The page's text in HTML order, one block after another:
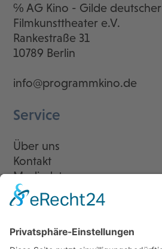
℅ AG Kino - Gilde deutscher
Filmkunsttheater e.V.
Rankestraße 31
10789 Berlin
info@programmkino.de
Service
Über uns
Kontakt
Mediadaten
Newsletter
LogIn
Legal